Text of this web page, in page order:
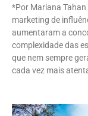
*Por Mariana Tahan
marketing de
aumentaram a
complexidade das
que nem sempre
cada vez mais